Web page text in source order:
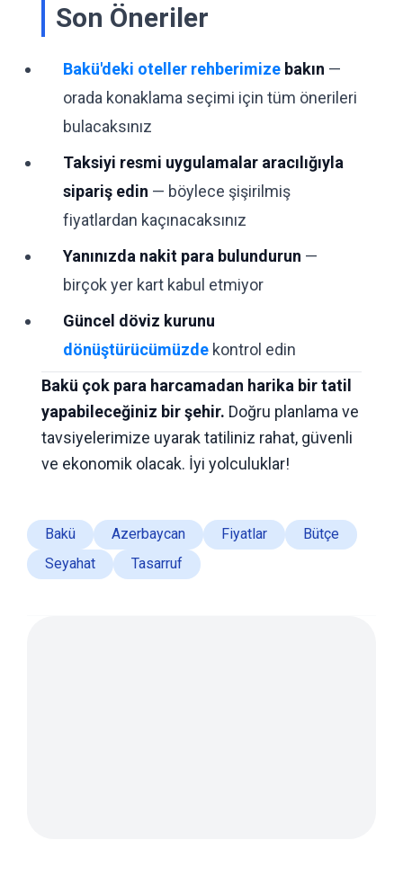
Son Öneriler
Bakü'deki oteller rehberimize bakın —
orada konaklama seçimi için tüm önerileri
bulacaksınız
Taksiyi resmi uygulamalar aracılığıyla
sipariş edin — böylece şişirilmiş
fiyatlardan kaçınacaksınız
Yanınızda nakit para bulundurun —
birçok yer kart kabul etmiyor
Güncel döviz kurunu
dönüştürücümüzde kontrol edin
Bakü çok para harcamadan harika bir tatil
yapabileceğiniz bir şehir. Doğru planlama ve
tavsiyelerimize uyarak tatiliniz rahat, güvenli
ve ekonomik olacak. İyi yolculuklar!
Bakü Azerbaycan Fiyatlar
Bütçe
Seyahat
Tasarruf